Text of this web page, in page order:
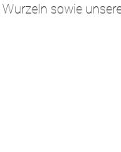
sowie